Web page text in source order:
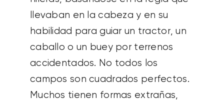
llevaban en la cabeza y en su
habilidad para guiar un tractor, un
caballo o un buey por terrenos
accidentados. No todos los
campos son cuadrados perfectos.
Muchos tienen formas extrañas,